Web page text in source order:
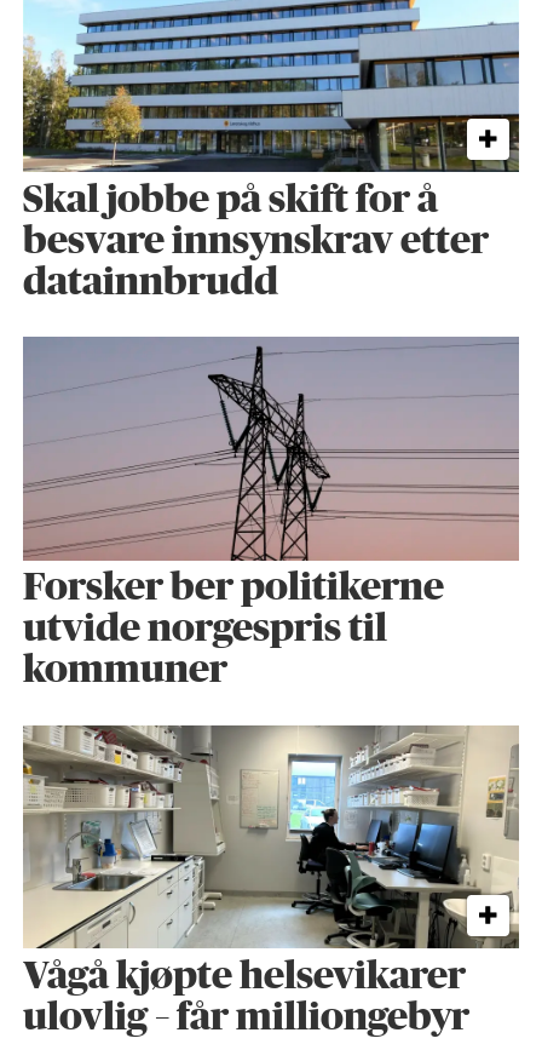
Skal jobbe på skift for å
besvare innsynskrav etter
datainnbrudd
Forsker ber politikerne
utvide norgespris til
kommuner
Vågå kjøpte helse­vikarer
ulovlig – får milliongebyr